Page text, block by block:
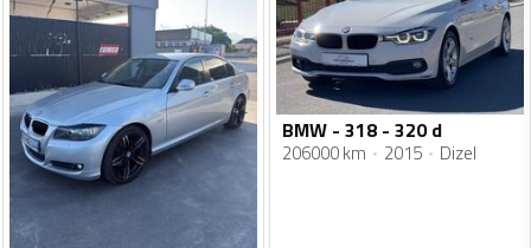
BMW - 318 - 320 d
206000 km 2015 Dizel